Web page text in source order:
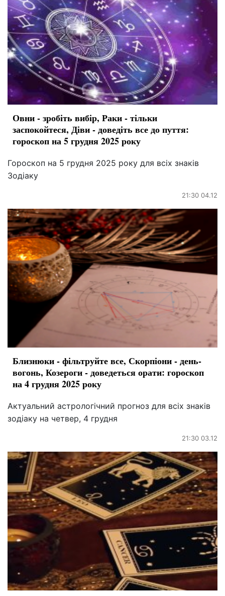
Овни - зробіть вибір, Раки - тільки
заспокойтеся, Діви - доведіть все до пуття:
гороскоп на 5 грудня 2025 року
Гороскоп на 5 грудня 2025 року для всіх знаків
Зодіаку
21:30 04.12
Близнюки - фільтруйте все, Скорпіони - день-
вогонь, Козероги - доведеться орати: гороскоп
на 4 грудня 2025 року
Актуальний астрологічний прогноз для всіх знаків
зодіаку на четвер, 4 грудня
21:30 03.12